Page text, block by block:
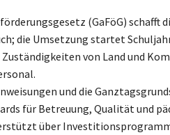
(GaFöG) schafft
die Umsetzung startet
von Land und
und die
für Betreuung, Qualität und
über